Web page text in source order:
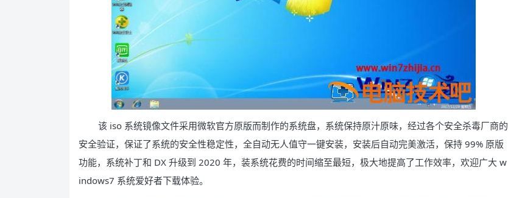
该 iso 系统镜像文件采用微软官方原版而制作的系统盘，系统保持原汁原味，经过各个安全杀毒厂商的
安全验证，保证了系统的安全性稳定性，全自动无人值守一键安装，安装后自动完美激活，保持 99% 原版
功能，系统补丁和 DX 升级到 2020 年，装系统花费的时间缩至最短，极大地提高了工作效率，欢迎广大 w
indows7 系统爱好者下载体验。